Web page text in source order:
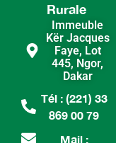
Rurale
Immeuble
Kër Jacques
Faye, Lot
445, Ngor,
Dakar
Tél : (221) 33
869 00 79
Mail :